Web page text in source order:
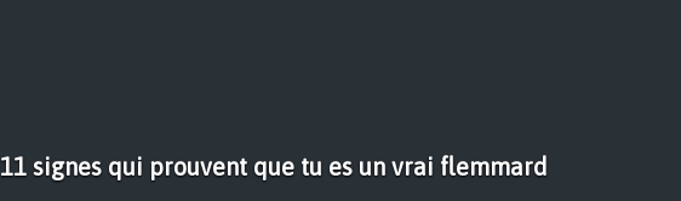
11 signes qui prouvent que tu es un vrai flemmard